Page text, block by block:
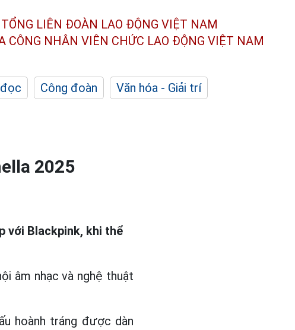
LIÊN ĐOÀN LAO ĐỘNG VIỆT NAM
CÔNG NHÂN VIÊN CHỨC LAO ĐỘNG VIỆT NAM
Công đoàn
Văn hóa - Giải trí
2025
với Blackpink, khi thể
âm nhạc và nghệ thuật
hoành tráng được dàn